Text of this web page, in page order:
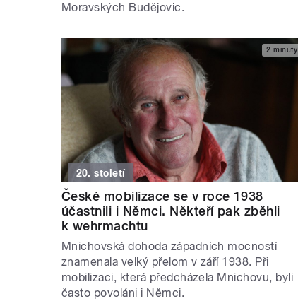
Moravských Budějovic.
2 minuty
20. století
České mobilizace se v roce 1938
účastnili i Němci. Někteří pak zběhli
k wehrmachtu
Mnichovská dohoda západních mocností
znamenala velký přelom v září 1938. Při
mobilizaci, která předcházela Mnichovu, byli
často povoláni i Němci.